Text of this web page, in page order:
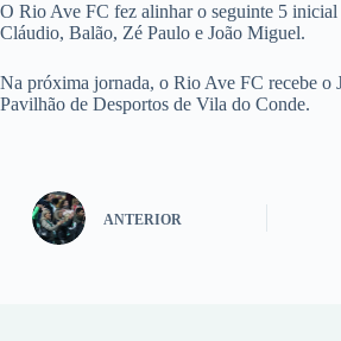
O Rio Ave FC fez alinhar o seguinte 5 inicial
Cláudio, Balão, Zé Paulo e João Miguel.
Na próxima jornada, o Rio Ave FC recebe o
Pavilhão de Desportos de Vila do Conde.
ANTERIOR